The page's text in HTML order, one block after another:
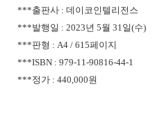
***출판사 : 데이코인텔리전스
***발행일 : 2023년 5월 31일(수)
***판형 : A4 / 615페이지
***ISBN : 979-11-90816-44-1
***정가 : 440,000원